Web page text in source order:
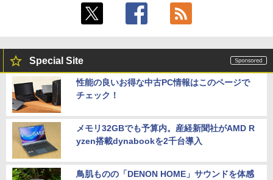
Special Site
性能の良いお得な中古PC情報はこのページで
チェック！
メモリ32GBでも予算内。産経新聞社がAMD R
yzen搭載dynabookを2千台導入
鳥肌ものの「DENON HOME」サウンドを体感